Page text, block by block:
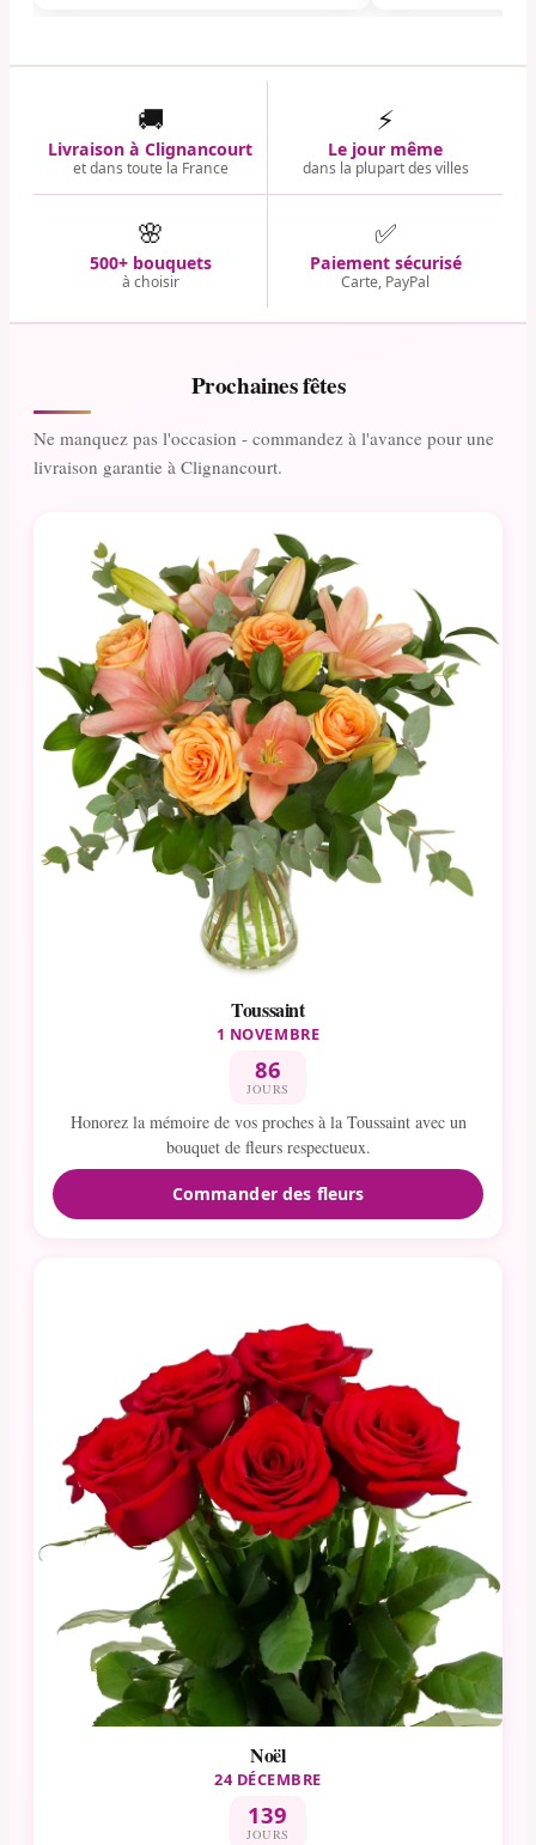
🚚
Livraison à Clignancourt
et dans toute la France
⚡
Le jour même
dans la plupart des villes
🌸
500+ bouquets
à choisir
✅
Paiement sécurisé
Carte, PayPal
Prochaines fêtes
Ne manquez pas l'occasion - commandez à l'avance pour une
livraison garantie à Clignancourt.
Toussaint
1 NOVEMBRE
86
JOURS
Honorez la mémoire de vos proches à la Toussaint avec un
bouquet de fleurs respectueux.
Commander des fleurs
Noël
24 DÉCEMBRE
139
JOURS